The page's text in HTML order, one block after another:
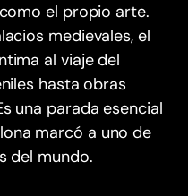
el propio arte.
medievales, el
al viaje del
hasta obras
una parada esencial
marcó a uno de
del mundo.